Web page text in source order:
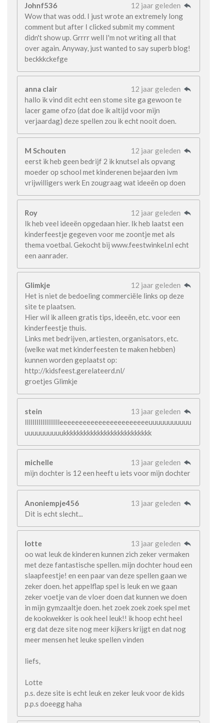
Johnf536
12 jaar geleden
Wow that was odd. I just wrote an extremely long
comment but after I clicked submit my comment
didn't show up. Grrrr well I'm not writing all that
over again. Anyway, just wanted to say superb blog!
beckkkckefge
anna clair
12 jaar geleden
hallo ik vind dit echt een stome site ga gewoon te
lacer game ofzo (dat doe ik altijd voor mijn
verjaardag) deze spellen zou ik echt nooit doen.
M Schouten
12 jaar geleden
eerst ik heb geen bedrijf 2 ik knutsel als opvang
moeder op school met kinderenen bejaarden ivm
vrijwilligers werk En zougraag wat ideeën op doen
Roy
12 jaar geleden
Ik heb veel ideeën opgedaan hier. Ik heb laatst een
kinderfeestje gegeven voor me zoontje met als
thema voetbal. Gekocht bij www.feestwinkel.nl echt
een aanrader.
Glimkje
12 jaar geleden
Het is niet de bedoeling commerciële links op deze
site te plaatsen.
Hier wil ik alleen gratis tips, ideeën, etc. voor een
kinderfeestje thuis.
Links met bedrijven, artiesten, organisators, etc.
(welke wat met kinderfeesten te maken hebben)
kunnen worden geplaatst op:
http://kidsfeest.gerelateerd.nl/
groetjes Glimkje
stein
13 jaar geleden
lllllllllllllllllleeeeeeeeeeeeeeeeeeeeeeeuuuuuuuuuuu
uuuuuuuuuukkkkkkkkkkkkkkkkkkkkkkkkkk
michelle
13 jaar geleden
mijn dochter is 12 een heeft u iets voor mijn dochter
Anoniempje456
13 jaar geleden
Dit is echt slecht...
lotte
13 jaar geleden
oo wat leuk de kinderen kunnen zich zeker vermaken
met deze fantastische spellen. mijn dochter houd een
slaapfeestje! en een paar van deze spellen gaan we
zeker doen. het appelflap spel is leuk en we gaan
zeker voetje van de vloer doen dat kunnen we doen
in mijn gymzaaltje doen. het zoek zoek zoek spel met
de kookwekker is ook heel leuk!! ik hoop echt heel
erg dat deze site nog meer kijkers krijgt en dat nog
meer mensen het leuke spellen vinden
liefs,
Lotte
p.s. deze site is echt leuk en zeker leuk voor de kids
p.p.s doeegg haha